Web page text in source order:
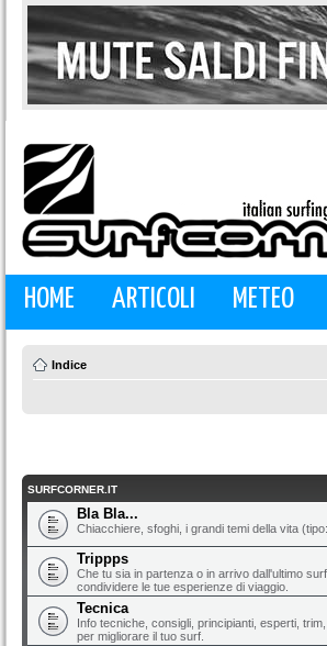
HOME ARTICOLI METEO
Indice
SURFCORNER.IT
Bla Bla...
Chiacchiere, sfoghi, i grandi temi della vita
Trippps
Che tu sia in partenza o in arrivo dall'ultimo
condividere le tue esperienze di viaggio.
Tecnica
Info tecniche, consigli, principianti, esperti,
per migliorare il tuo surf.